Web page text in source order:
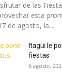
de las
esta
de agosto, la...
Itagüí le
fiestas
6 agosto,